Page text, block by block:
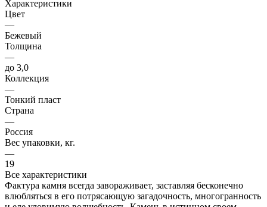
Характеристики
Цвет
—
Бежевый
Толщина
—
до 3,0
Коллекция
—
Тонкий пласт
Страна
—
Россия
Вес упаковки, кг.
—
19
Все характеристики
Фактура камня всегда завораживает, заставляя бесконечно
влюбляться в его потрясающую загадочность, многогранность